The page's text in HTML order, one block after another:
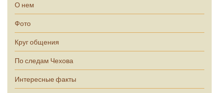
О нем
Фото
Круг общения
По следам Чехова
Интересные факты